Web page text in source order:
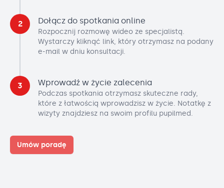
2 Dołącz do spotkania online
Rozpocznij rozmowę wideo ze specjalistą.
Wystarczy kliknąć link, który otrzymasz na podany
e-mail w dniu konsultacji.
3 Wprowadź w życie zalecenia
Podczas spotkania otrzymasz skuteczne rady,
które z łatwością wprowadzisz w życie. Notatkę z
wizyty znajdziesz na swoim profilu pupilmed.
Umów poradę